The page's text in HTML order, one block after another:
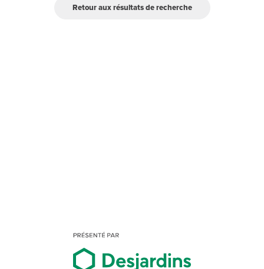
Retour aux résultats de recherche